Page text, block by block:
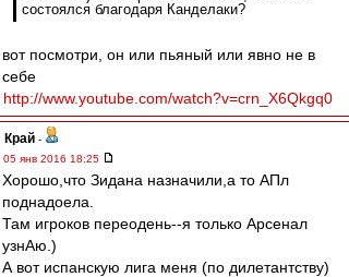
состоялся благодаря Канделаки?
вот посмотри, он или пьяный или явно не в
себе
http://www.youtube.com/watch?v=crn_X6Qkgq0
Край -
05 янв 2016 18:25
Хорошо,что Зидана назначили,а то АПл
поднадоела.
Там игроков переодень--я только Арсенал
узнАю.)
А вот испанскую лига меня (по дилетантству)